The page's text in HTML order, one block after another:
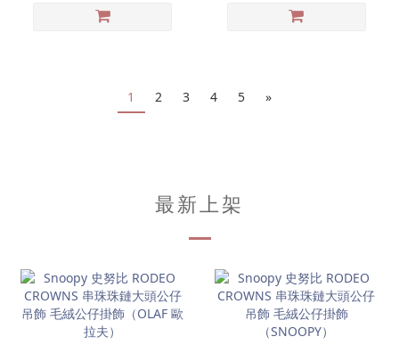
1 2 3 4 5 »
最新上架